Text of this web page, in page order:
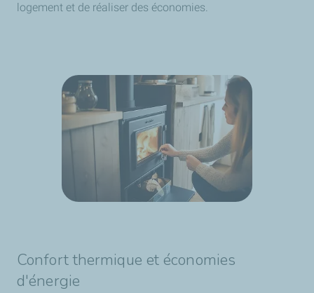
logement et de réaliser des économies.
Confort thermique et économies
d'énergie